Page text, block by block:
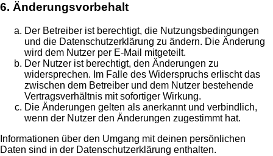
6. Änderungsvorbehalt
Der Betreiber ist berechtigt, die Nutzungsbedingungen
und die Datenschutzerklärung zu ändern. Die Änderung
wird dem Nutzer per E-Mail mitgeteilt.
Der Nutzer ist berechtigt, den Änderungen zu
widersprechen. Im Falle des Widerspruchs erlischt das
zwischen dem Betreiber und dem Nutzer bestehende
Vertragsverhältnis mit sofortiger Wirkung.
Die Änderungen gelten als anerkannt und verbindlich,
wenn der Nutzer den Änderungen zugestimmt hat.
Informationen über den Umgang mit deinen persönlichen
Daten sind in der Datenschutzerklärung enthalten.